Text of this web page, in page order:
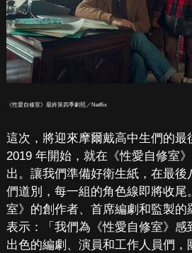
《性愛自修室》最終第四季劇照／Netflix
這次，將迎來摩爾戴高中生們的最
2019 年開始，就在《性愛自修室
出。讓我們準備好衛生紙，在最
們道別，每一組的角色線即將收尾
室》的創作者、首席編劇和監製的
表示：「我們為《性愛自修室》
出色的編劇、演員和工作人員們